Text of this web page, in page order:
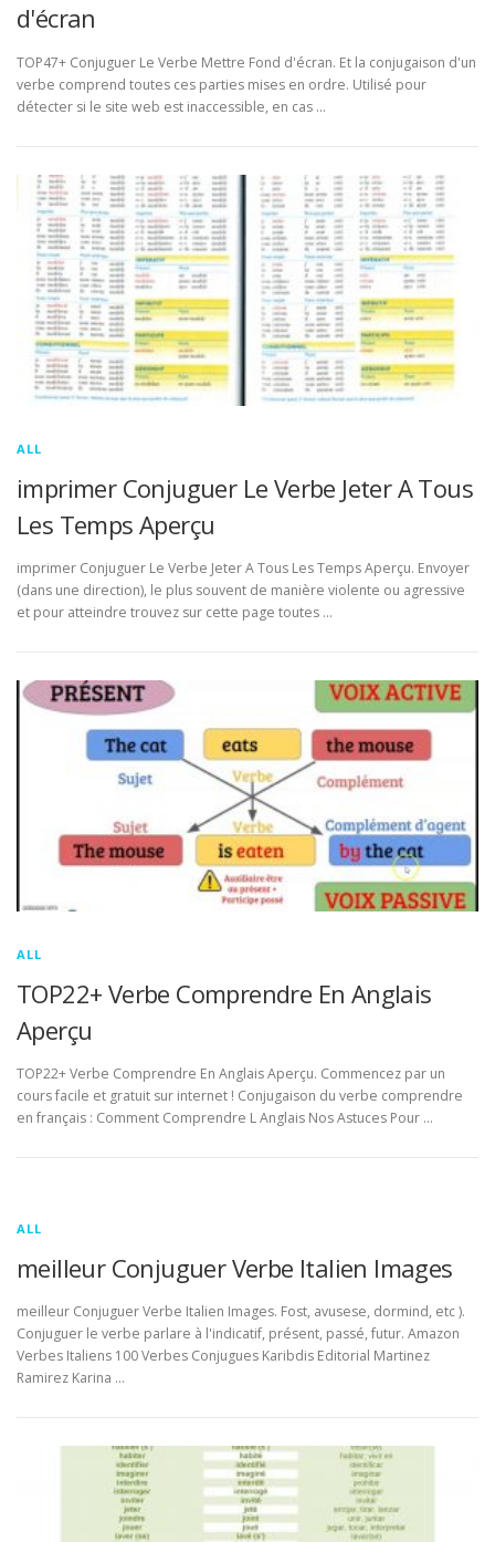
d'écran
TOP47+ Conjuguer Le Verbe Mettre Fond d'écran. Et la conjugaison d'un
verbe comprend toutes ces parties mises en ordre. Utilisé pour
détecter si le site web est inaccessible, en cas …
ALL
imprimer Conjuguer Le Verbe Jeter A Tous
Les Temps Aperçu
imprimer Conjuguer Le Verbe Jeter A Tous Les Temps Aperçu. Envoyer
(dans une direction), le plus souvent de manière violente ou agressive
et pour atteindre trouvez sur cette page toutes …
ALL
TOP22+ Verbe Comprendre En Anglais
Aperçu
TOP22+ Verbe Comprendre En Anglais Aperçu. Commencez par un
cours facile et gratuit sur internet ! Conjugaison du verbe comprendre
en français : Comment Comprendre L Anglais Nos Astuces Pour …
ALL
meilleur Conjuguer Verbe Italien Images
meilleur Conjuguer Verbe Italien Images. Fost, avusese, dormind, etc ).
Conjuguer le verbe parlare à l'indicatif, présent, passé, futur. Amazon
Verbes Italiens 100 Verbes Conjugues Karibdis Editorial Martinez
Ramirez Karina …